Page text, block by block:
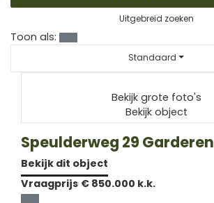
Uitgebreid zoeken
Toon als:
Standaard
Bekijk grote foto's
Bekijk object
Speulderweg 29 Garderen
Bekijk dit object
Vraagprijs € 850.000 k.k.